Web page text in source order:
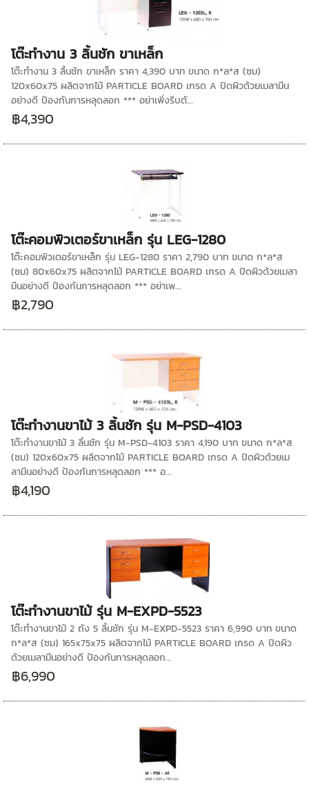
โต๊ะทำงาน 3 ลิ้นชัก ขาเหล็ก
โต๊ะทำงาน 3 ลิ้นชัก ขาเหล็ก ราคา 4,390 บาท ขนาด ก*ล*ส (ซม)
120x60x75 ผลิตจากไม้ PARTICLE BOARD เกรด A ปิดผิวด้วยเมลามีน
อย่างดี ป้องกันการหลุดลอก *** อย่าเพิ่งรีบตั...
฿4,390
โต๊ะคอมพิวเตอร์ขาเหล็ก รุ่น LEG-1280
โต๊ะคอมพิวเตอร์ขาเหล็ก รุ่น LEG-1280 ราคา 2,790 บาท ขนาด ก*ล*ส
(ซม) 80x60x75 ผลิตจากไม้ PARTICLE BOARD เกรด A ปิดผิวด้วยเมลา
มีนอย่างดี ป้องกันการหลุดลอก *** อย่าเพ...
฿2,790
โต๊ะทำงานขาไม้ 3 ลิ้นชัก รุ่น M-PSD-4103
โต๊ะทำงานขาไม้ 3 ลิ้นชัก รุ่น M-PSD-4103 ราคา 4,190 บาท ขนาด ก*ล*ส
(ซม) 120x60x75 ผลิตจากไม้ PARTICLE BOARD เกรด A ปิดผิวด้วยเม
ลามีนอย่างดี ป้องกันการหลุดลอก *** อ...
฿4,190
โต๊ะทำงานขาไม้ รุ่น M-EXPD-5523
โต๊ะทำงานขาไม้ 2 ถัง 5 ลิ้นชัก รุ่น M-EXPD-5523 ราคา 6,990 บาท ขนาด
ก*ล*ส (ซม) 165x75x75 ผลิตจากไม้ PARTICLE BOARD เกรด A ปิดผิว
ด้วยเมลามีนอย่างดี ป้องกันการหลุดลอก...
฿6,990